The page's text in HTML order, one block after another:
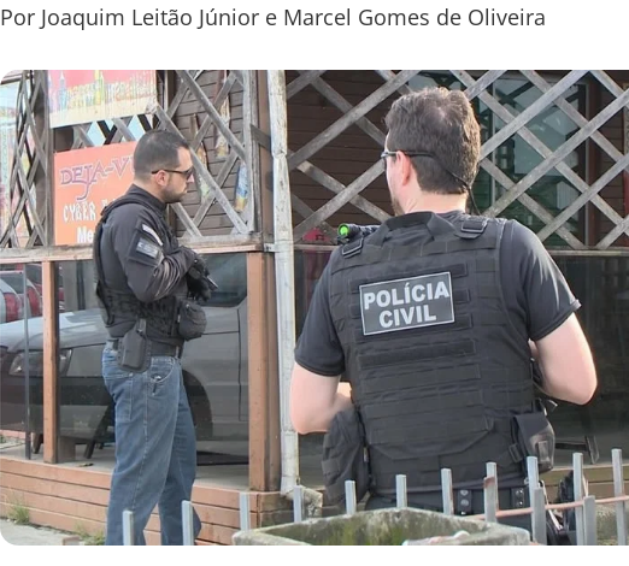
Por Joaquim Leitão Júnior e Marcel Gomes de Oliveira